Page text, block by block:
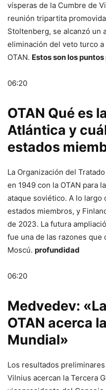
vísperas de la Cumbre de
reunión tripartita
Stoltenberg, se alcanzó un
eliminación del veto turco
OTAN. Estos son los
06:20
OTAN Qué es
Atlántica y
estados
La Organización del
en 1949 con la OTAN para
ataque soviético. A lo largo
estados miembros, y
de 2023. La futura
fue una de las razones
Moscú. profundidad
06:20
Medvedev:
OTAN acerca
Mundial»
Los resultados
Vilnius acercan la Tercera